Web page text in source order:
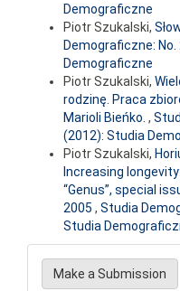
Demograficzne
Piotr Szukalski,
Demograficzne:
Demograficzne
Piotr Szukalski,
rodzinę. Praca
Marioli Bieńko. ,
(2012): Studia
Piotr Szukalski,
Increasing
“Genus”, special
2005 , Studia
Studia
Make
Make a Submission